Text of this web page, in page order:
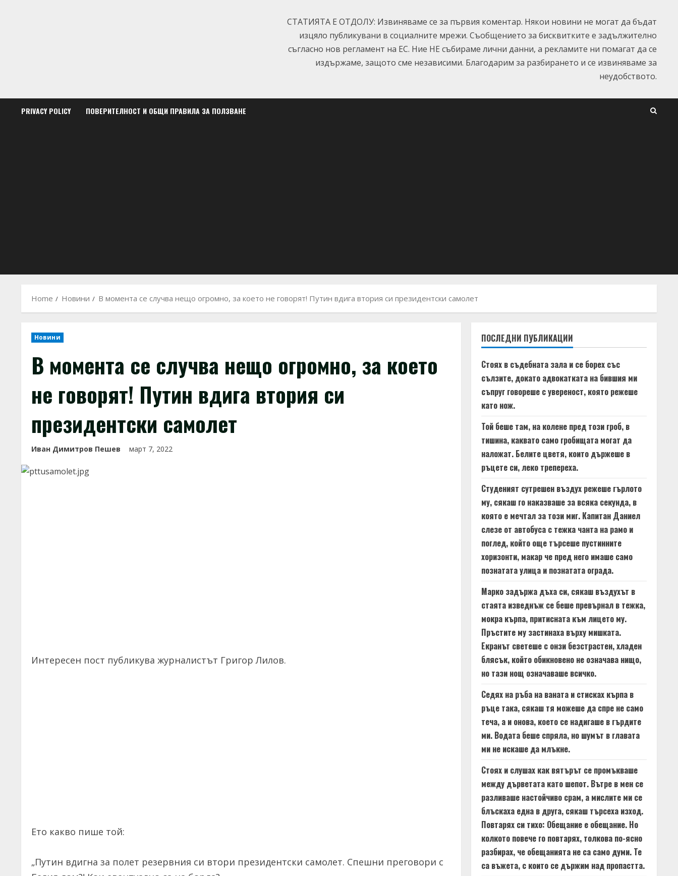
СТАТИЯТА Е ОТДОЛУ: Извиняваме се за първия коментар. Някои новини не могат да бъдат
изцяло публикувани в социалните мрежи. Съобщението за бисквитките е задължително
съгласно нов регламент на ЕС. Ние НЕ събираме лични данни, а рекламите ни помагат да се
издържаме, защото сме независими. Благодарим за разбирането и се извиняваме за
неудобството.
PRIVACY POLICY ПОВЕРИТЕЛНОСТ И ОБЩИ ПРАВИЛА ЗА ПОЛЗВАНЕ
Home Новини В момента се случва нещо огромно, за което не говорят! Путин вдига втория си президентски самолет
Новини
В момента се случва нещо огромно, за което
не говорят! Путин вдига втория си
президентски самолет
Иван Димитров Пешев март 7, 2022
Интересен пост публикува журналистът Григор Лилов.
Ето какво пише той:
„Путин вдигна за полет резервния си втори президентски самолет. Спешни преговори с
ПОСЛЕДНИ ПУБЛИКАЦИИ
Стоях в съдебната зала и се борех със
сълзите, докато адвокатката на бившия ми
съпруг говореше с увереност, която режеше
като нож.
Той беше там, на колене пред този гроб, в
тишина, каквато само гробищата могат да
наложат. Белите цветя, които държеше в
ръцете си, леко трепереха.
Студеният сутрешен въздух режеше гърлото
му, сякаш го наказваше за всяка секунда, в
която е мечтал за този миг. Капитан Даниел
слезе от автобуса с тежка чанта на рамо и
поглед, който още търсеше пустинните
хоризонти, макар че пред него имаше само
познатата улица и познатата ограда.
Марко задържа дъха си, сякаш въздухът в
стаята изведнъж се беше превърнал в тежка,
мокра кърпа, притисната към лицето му.
Пръстите му застинаха върху мишката.
Екранът светеше с онзи безстрастен, хладен
блясък, който обикновено не означава нищо,
но тази нощ означаваше всичко.
Седях на ръба на ваната и стисках кърпа в
ръце така, сякаш тя можеше да спре не само
теча, а и онова, което се надигаше в гърдите
ми. Водата беше спряла, но шумът в главата
ми не искаше да млъкне.
Стоях и слушах как вятърът се промъкваше
между дърветата като шепот. Вътре в мен се
разливаше настойчиво срам, а мислите ми се
блъскаха една в друга, сякаш търсеха изход.
Повтарях си тихо: Обещание е обещание. Но
колкото повече го повтарях, толкова по-ясно
разбирах, че обещанията не са само думи. Те
са въжета, с които се държим над пропастта.